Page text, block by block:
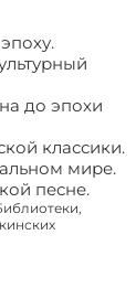
до эпохи
классики.
мире.
песне.